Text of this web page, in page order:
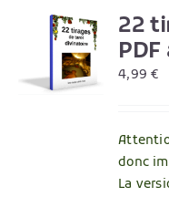
22
4,99€
donc
La